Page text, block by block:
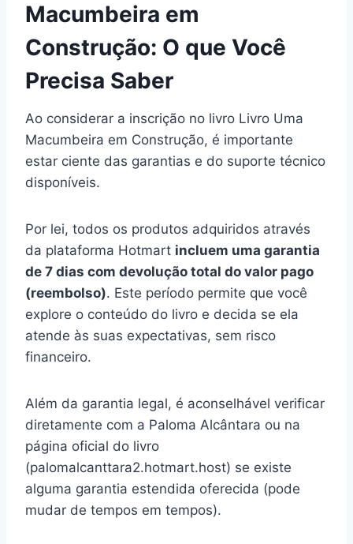
Macumbeira em
Construção: O que Você
Precisa Saber
Ao considerar a inscrição no livro Livro Uma
Macumbeira em Construção, é importante
estar ciente das garantias e do suporte técnico
disponíveis.
Por lei, todos os produtos adquiridos através
da plataforma Hotmart incluem uma garantia
de 7 dias com devolução total do valor pago
(reembolso). Este período permite que você
explore o conteúdo do livro e decida se ela
atende às suas expectativas, sem risco
financeiro.
Além da garantia legal, é aconselhável verificar
diretamente com a Paloma Alcântara ou na
página oficial do livro
(palomalcanttara2.hotmart.host) se existe
alguma garantia estendida oferecida (pode
mudar de tempos em tempos).